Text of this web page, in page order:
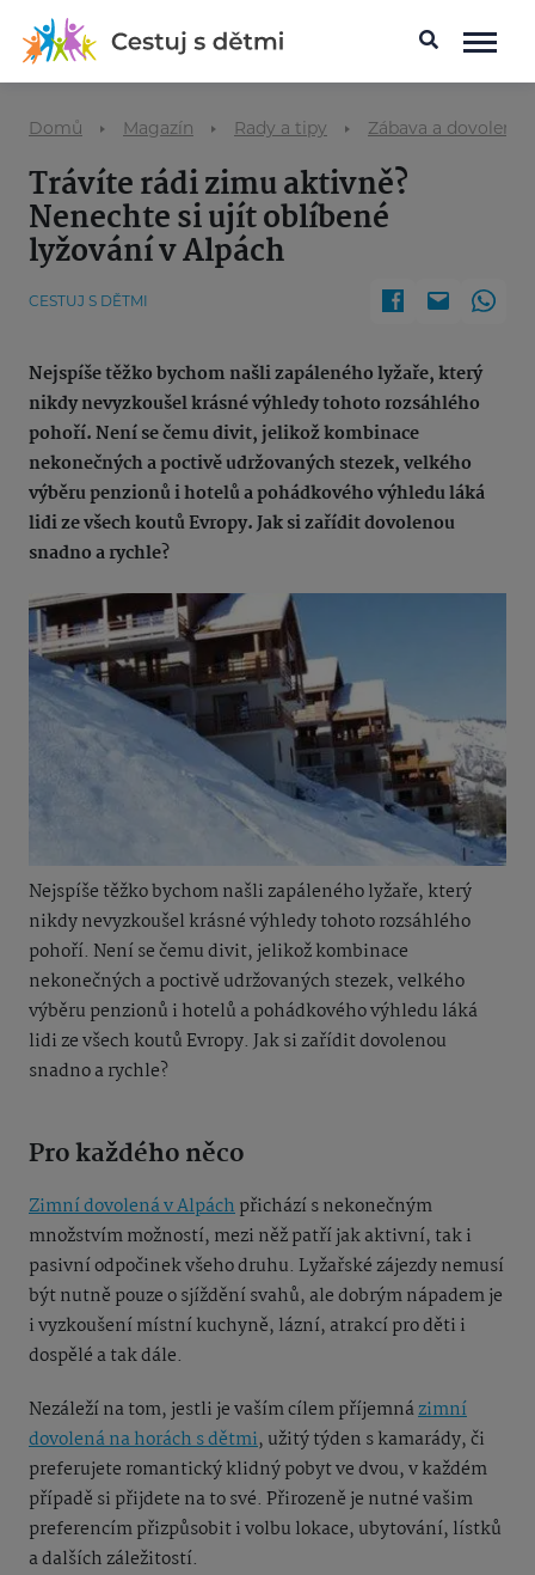
Domů Magazín Rady a tipy Zábava a dovolená
Trávíte rádi zimu aktivně?
Nenechte si ujít oblíbené
lyžování v Alpách
CESTUJ S DĚTMI
Nejspíše těžko bychom našli zapáleného lyžaře, který
nikdy nevyzkoušel krásné výhledy tohoto rozsáhlého
pohoří. Není se čemu divit, jelikož kombinace
nekonečných a poctivě udržovaných stezek, velkého
výběru penzionů i hotelů a pohádkového výhledu láká
lidi ze všech koutů Evropy. Jak si zařídit dovolenou
snadno a rychle?
Nejspíše těžko bychom našli zapáleného lyžaře, který
nikdy nevyzkoušel krásné výhledy tohoto rozsáhlého
pohoří. Není se čemu divit, jelikož kombinace
nekonečných a poctivě udržovaných stezek, velkého
výběru penzionů i hotelů a pohádkového výhledu láká
lidi ze všech koutů Evropy. Jak si zařídit dovolenou
snadno a rychle?
Pro každého něco
Zimní dovolená v Alpáchpřichází s nekonečným
množstvím možností, mezi něž patří jak aktivní, tak i
pasivní odpočinek všeho druhu. Lyžařské zájezdy nemusí
být nutně pouze o sjíždění svahů, ale dobrým nápadem je
i vyzkoušení místní kuchyně, lázní, atrakcí pro děti i
dospělé a tak dále.
Nezáleží na tom, jestli je vaším cílem příjemnázimní
dovolená na horách s dětmi, užitý týden s kamarády, či
preferujete romantický klidný pobyt ve dvou, v každém
případě si přijdete na to své. Přirozeně je nutné vašim
preferencím přizpůsobit i volbu lokace, ubytování, lístků
a dalších záležitostí.